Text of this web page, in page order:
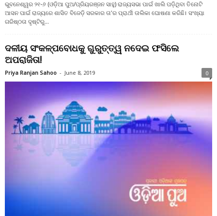
ଭୁବନେଶ୍ୱର ୨୧-୬ (ଓଡ଼ିଆ ପୁଅ/ପ୍ରିୟରଞ୍ଜନ ସାହୁ) ରାଜ୍ୟସଭା ପାଇଁ ଖାଲି ପଡ଼ିଥିବା ତିନୋଟି
ଆସନ ପାଇଁ ରାଜ୍ୟରେ ଶାସିତ ବିଜେଡ଼ି ସରକାର ତା'ର ପ୍ରାର୍ଥୀ ତାଲିକା ଘୋଷଣା କରିଛି। ସଂଖ୍ୟା
ଗରିଷ୍ଠତା ଦୃଷ୍ଟିରୁ...
ଦଳୀୟ ସଂକଳ୍ପବୋଧକୁ ଗୁରୁତ୍ତ୍ୱ ନଦେଇ ଫସିଲେ
ଅପରାଜିତା!
Priya Ranjan Sahoo - June 8, 2019 0